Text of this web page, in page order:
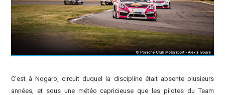
C’est à Nogaro, circuit duquel la discipline était absente plusieurs
années, et sous une météo capricieuse que les pilotes du Team